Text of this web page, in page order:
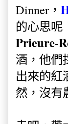
Dinner，
的心思呢
Prieure-
酒，他們
出來的紅
然，沒有